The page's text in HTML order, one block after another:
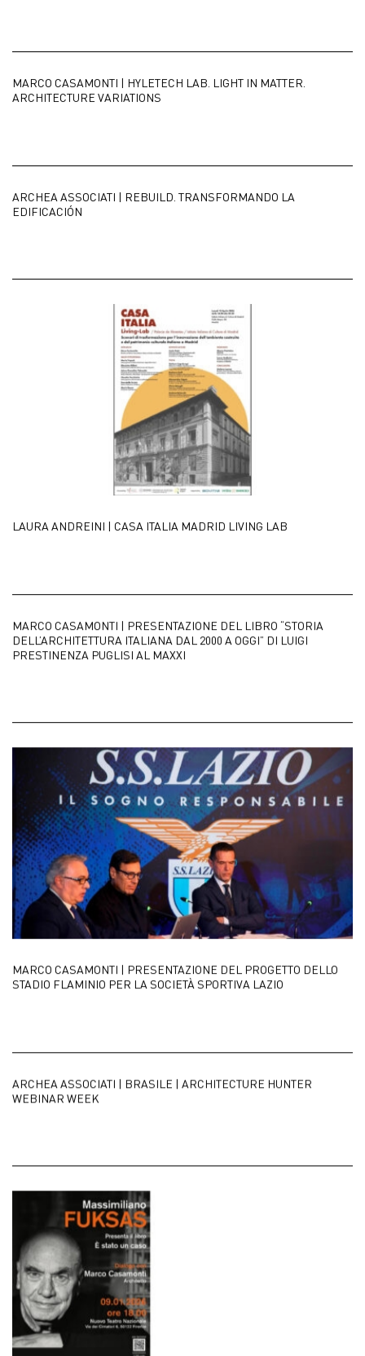
MARCO CASAMONTI | HYLETECH LAB. LIGHT IN MATTER.
ARCHITECTURE VARIATIONS
ARCHEA ASSOCIATI | REBUILD. TRANSFORMANDO LA
EDIFICACIÓN
LAURA ANDREINI | CASA ITALIA MADRID LIVING LAB
MARCO CASAMONTI | PRESENTAZIONE DEL LIBRO “STORIA
DELL’ARCHITETTURA ITALIANA DAL 2000 A OGGI” DI LUIGI
PRESTINENZA PUGLISI AL MAXXI
MARCO CASAMONTI | PRESENTAZIONE DEL PROGETTO DELLO
STADIO FLAMINIO PER LA SOCIETÀ SPORTIVA LAZIO
ARCHEA ASSOCIATI | BRASILE | ARCHITECTURE HUNTER
WEBINAR WEEK